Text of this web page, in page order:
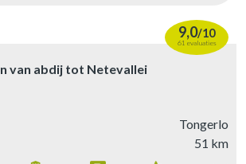
9,0/10
61 evaluaties
van abdij tot Netevallei
Tongerlo
51 km